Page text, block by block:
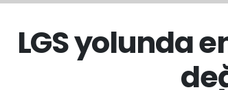
LGS yolunda